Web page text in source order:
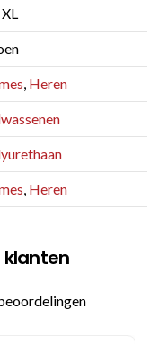
XL
, Heren
, Heren
klanten